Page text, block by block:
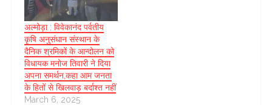
अल्मोड़ा : विवेकानंद पर्वतीय
कृषि अनुसंधान संस्थान के
दैनिक श्रमिकों के आन्दोलन को
विधायक मनोज तिवारी ने दिया
अपना समर्थन,कहा आम जनता
के हितों से खिलवाड़ बर्दाश्त नहीं
March 6, 2025